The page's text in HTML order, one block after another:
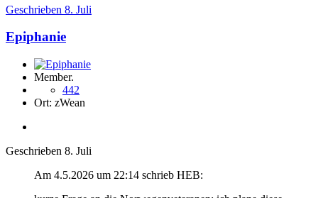
Geschrieben 8. Juli
Epiphanie
Member.
442
Ort: zWean
Geschrieben 8. Juli
Am 4.5.2026 um 22:14 schrieb HEB: